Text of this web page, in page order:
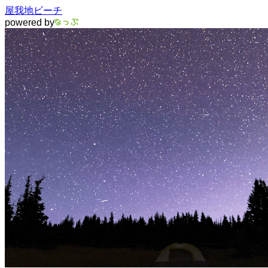
屋我地ビーチ
powered by